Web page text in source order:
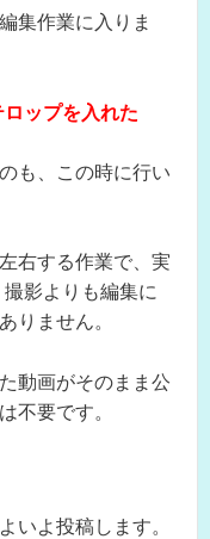
集作業に入りま
ップを入れた
のも、この時に行い
右する作業で、実
影よりも編集に
りません。
動画がそのまま公
不要です。
いよ投稿します。